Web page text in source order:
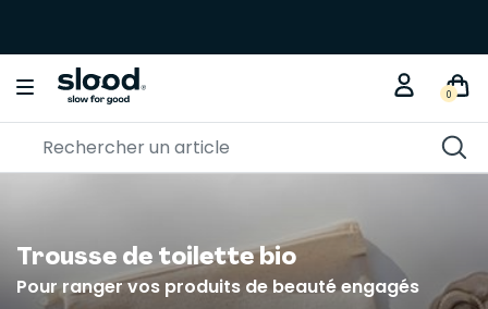
0
Trousse de toilette bio
Pour ranger vos produits de beauté engagés